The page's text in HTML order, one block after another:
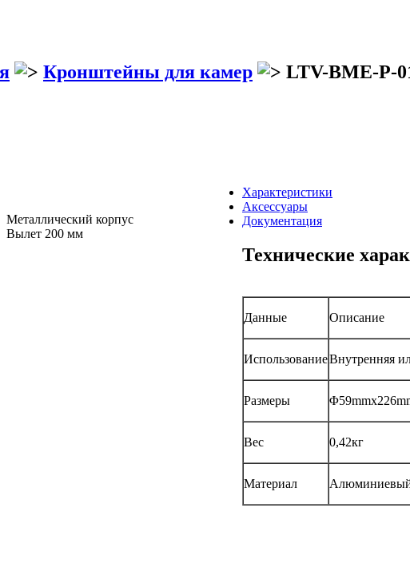
Кронштейны для камер LTV-BME-P-
Металлический корпус
Вылет 200 мм
Характеристики
Аксессуары
Документация
Технические
Данные Описание
ИспользованиеВнутренняя
Размеры
Вес 0,42кг
Материал